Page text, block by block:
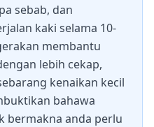
sebab, dan
kaki selama 10-
membantu
lebih cekap,
kenaikan kecil
bahawa
bermakna anda perlu